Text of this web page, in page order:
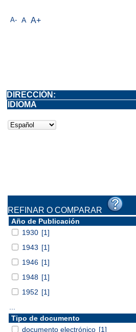
A- A A+
DIRECCIÓN:
IDIOMA
REFINAR O COMPARAR
Año de Publicación
1930 [1]
1943 [1]
1946 [1]
1948 [1]
1952 [1]
Tipo de documento
documento electrónico [1]